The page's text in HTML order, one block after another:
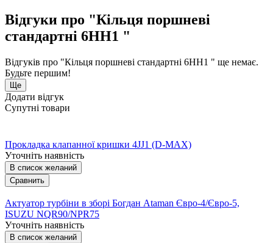
Відгуки про "Кільця поршневі
стандартні 6НН1 "
Відгуків про "Кільця поршневі стандартні 6НН1 " ще немає.
Будьте першим!
Ще
Додати відгук
Супутні товари
Прокладка клапанної кришки 4JJ1 (D-MAX)
Уточніть наявність
В список желаний
Сравнить
Актуатор турбіни в зборі Богдан Ataman Євро-4/Євро-5,
ISUZU NQR90/NPR75
Уточніть наявність
В список желаний